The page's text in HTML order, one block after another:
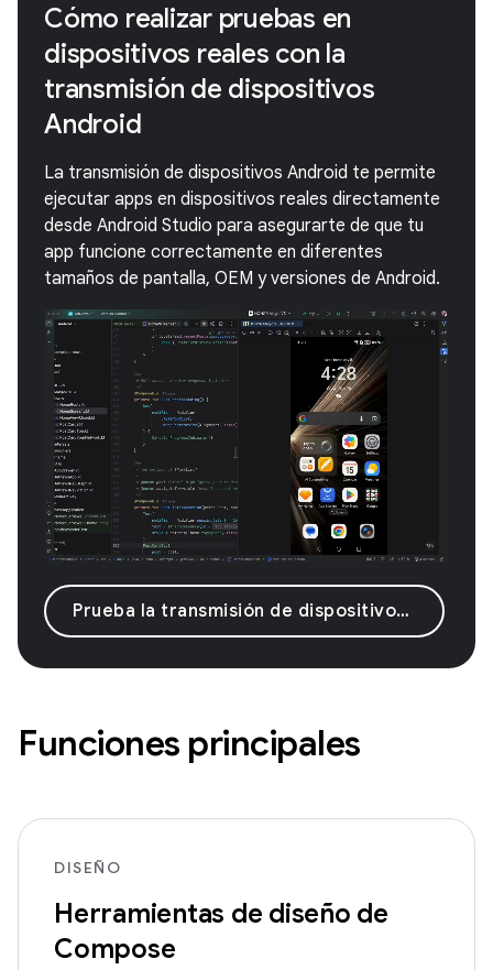
Cómo realizar pruebas en
dispositivos reales con la
transmisión de dispositivos
Android
La transmisión de dispositivos Android te permite
ejecutar apps en dispositivos reales directamente
desde Android Studio para asegurarte de que tu
app funcione correctamente en diferentes
tamaños de pantalla, OEM y versiones de Android.
Prueba la transmisión de dispositivos Android
Funciones principales
DISEÑO
Herramientas de diseño de
Compose